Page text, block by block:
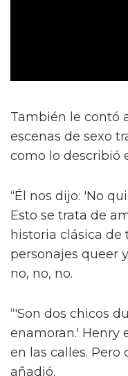
También le contó
escenas de sexo
como lo describió
“Él nos dijo: 'No
Esto se trata de
historia clásica de
personajes queer
no, no, no.
“'Son dos chicos
enamoran.' Henry
en las calles. Pero
añadió.